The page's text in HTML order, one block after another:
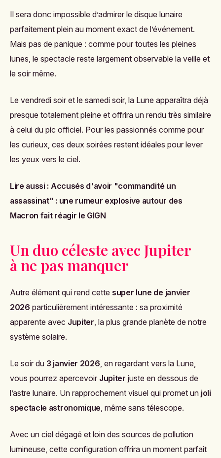
Il sera donc impossible d’admirer le disque lunaire
parfaitement plein au moment exact de l’événement.
Mais pas de panique : comme pour toutes les pleines
lunes, le spectacle reste largement observable la veille et
le soir même.
Le vendredi soir et le samedi soir, la Lune apparaîtra déjà
presque totalement pleine et offrira un rendu très similaire
à celui du pic officiel. Pour les passionnés comme pour
les curieux, ces deux soirées restent idéales pour lever
les yeux vers le ciel.
Lire aussi : Accusés d'avoir "commandité un
assassinat" : une rumeur explosive autour des
Macron fait réagir le GIGN
Un duo céleste avec Jupiter
à ne pas manquer
Autre élément qui rend cette super lune de janvier
2026 particulièrement intéressante : sa proximité
apparente avec Jupiter , la plus grande planète de notre
système solaire.
Le soir du 3 janvier 2026 , en regardant vers la Lune,
vous pourrez apercevoir Jupiter juste en dessous de
l’astre lunaire. Un rapprochement visuel qui promet un joli
spectacle astronomique , même sans télescope.
Avec un ciel dégagé et loin des sources de pollution
lumineuse, cette configuration offrira un moment parfait